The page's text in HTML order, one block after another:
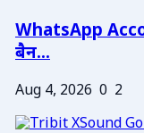
WhatsApp
बैन...
Aug 4, 2026 0 2